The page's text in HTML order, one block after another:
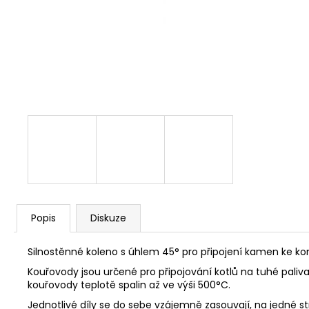
Popis Diskuze
Silnostěnné koleno s úhlem 45° pro připojení kamen ke
Kouřovody jsou určené pro připojování kotlů na tuhé
kouřovody teplotě spalin až ve výši 500°C.
Jednotlivé díly se do sebe vzájemně zasouvají, na jedné